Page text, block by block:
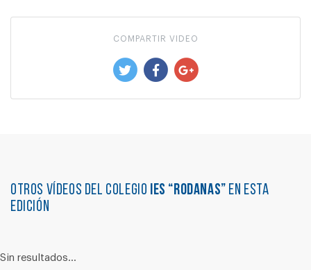
COMPARTIR VIDEO
Otros vídeos del colegio IES “RODANAS” en esta
edición
Sin resultados...